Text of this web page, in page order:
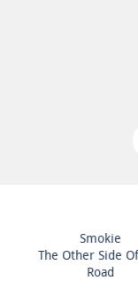
Beach Boys
Pet Sounds